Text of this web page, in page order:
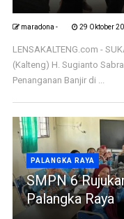
maradona - 29 Oktober
LENSAKALTENG.com -
(Kalteng) H. Sugianto
Penanganan Banjir di ...
PALANGKA RAYA
SMPN 6
Palangka Raya